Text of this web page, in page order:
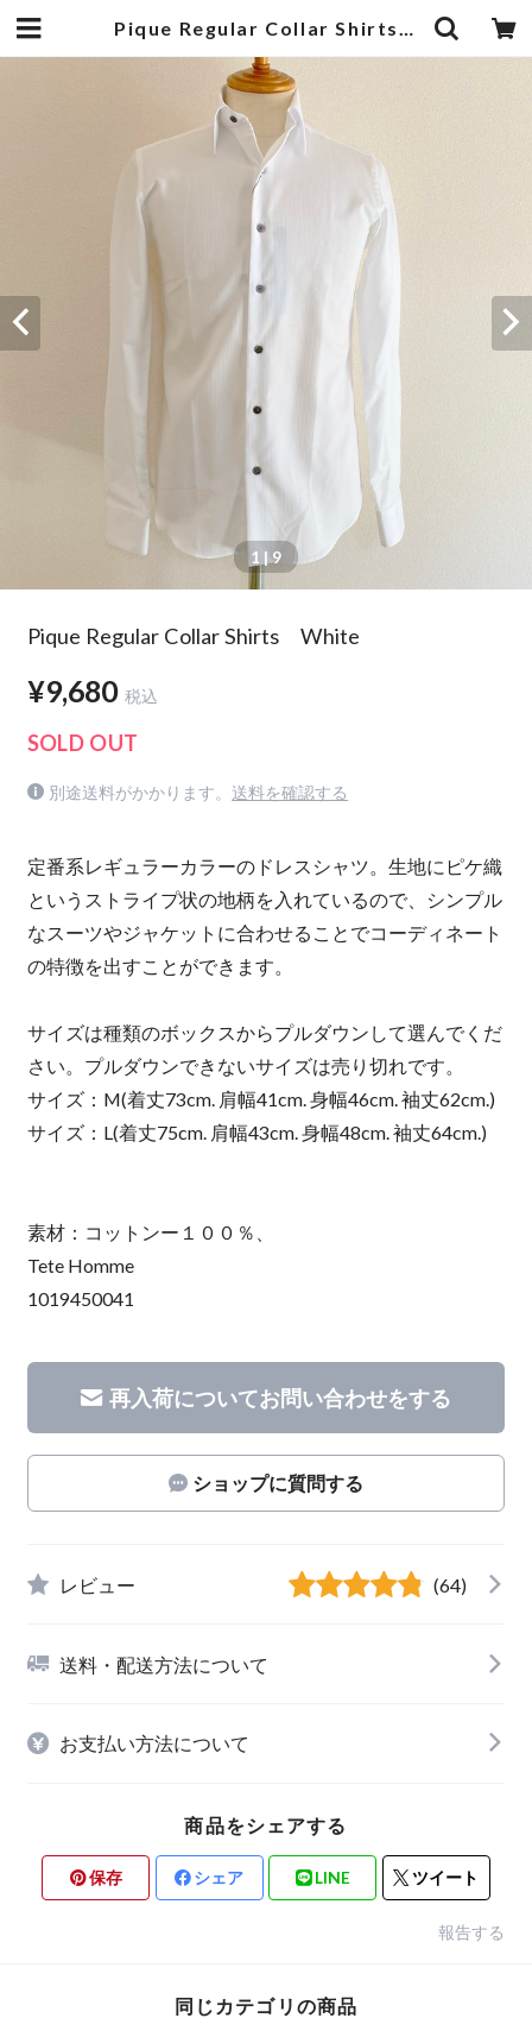
Pique Regular Collar Shirts White | 武蔵小杉のセレクトショップ【ナクール】-nakool-
1 | 9
Pique Regular Collar Shirts White
¥9,680 税込
SOLD OUT
別途送料がかかります。 送料を確認する
定番系レギュラーカラーのドレスシャツ。生地にピケ織
というストライプ状の地柄を入れているので、シンプル
なスーツやジャケットに合わせることでコーディネート
の特徴を出すことができます。
サイズは種類のボックスからプルダウンして選んでくだ
さい。プルダウンできないサイズは売り切れです。
サイズ：M(着丈73cm. 肩幅41cm. 身幅46cm. 袖丈62cm.)
サイズ：L(着丈75cm. 肩幅43cm. 身幅48cm. 袖丈64cm.)
素材：コットンー１００％、
Tete Homme
1019450041
再入荷についてお問い合わせをする
ショップに質問する
レビュー (64)
送料・配送方法について
お支払い方法について
商品をシェアする
保存 シェア LINE ツイート
報告する
同じカテゴリの商品